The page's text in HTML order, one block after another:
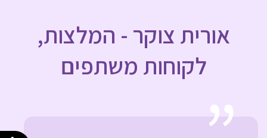
אורית צוקר - המלצות,
לקוחות משתפים